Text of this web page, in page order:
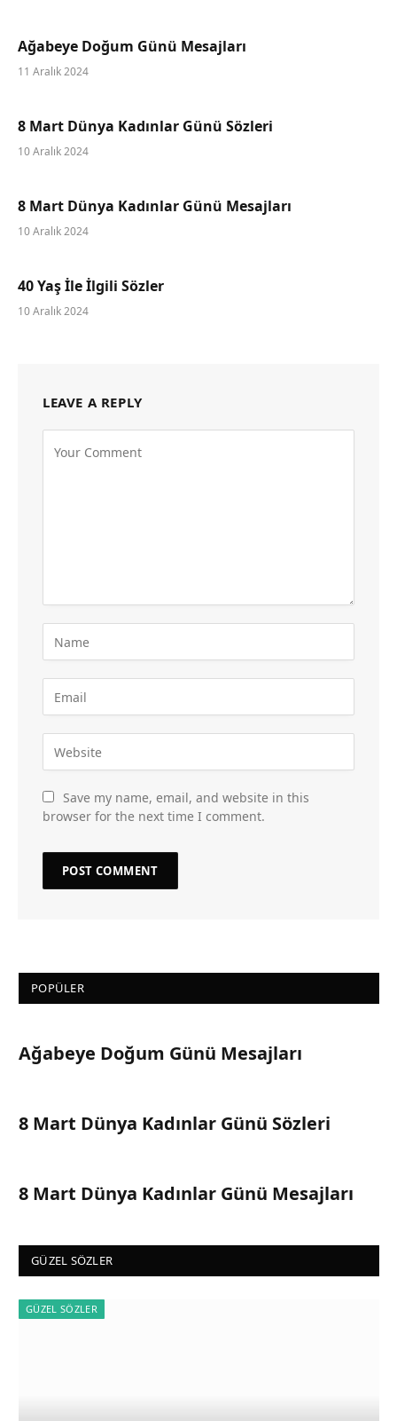
Ağabeye Doğum Günü Mesajları
11 Aralık 2024
8 Mart Dünya Kadınlar Günü Sözleri
10 Aralık 2024
8 Mart Dünya Kadınlar Günü Mesajları
10 Aralık 2024
40 Yaş İle İlgili Sözler
10 Aralık 2024
LEAVE A REPLY
Save my name, email, and website in this
browser for the next time I comment.
POPÜLER
Ağabeye Doğum Günü Mesajları
8 Mart Dünya Kadınlar Günü Sözleri
8 Mart Dünya Kadınlar Günü Mesajları
GÜZEL SÖZLER
GÜZEL SÖZLER